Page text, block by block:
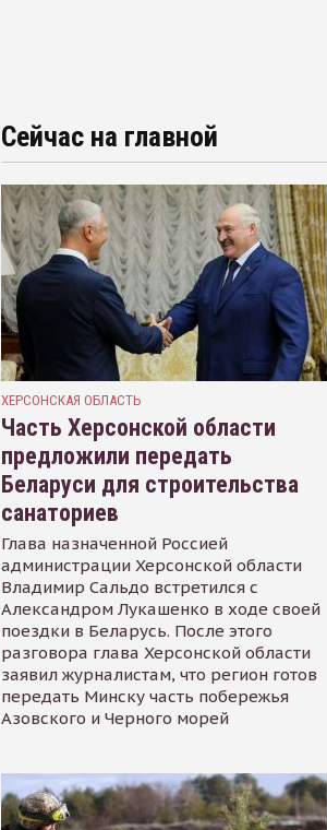
Сейчас на главной
ХЕРСОНСКАЯ ОБЛАСТЬ
Часть Херсонской области
предложили передать
Беларуси для строительства
санаториев
Глава назначенной Россией
администрации Херсонской области
Владимир Сальдо встретился с
Александром Лукашенко в ходе своей
поездки в Беларусь. После этого
разговора глава Херсонской области
заявил журналистам, что регион готов
передать Минску часть побережья
Азовского и Черного морей